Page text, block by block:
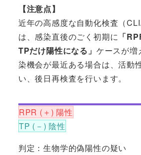
【注意点】
近年の高感度な自動化検査（
は、感染直後のごく初期に 「
TPだけ陽性になる」 ケースが増
染機会が最近ある場合は、活動
い、後日再検査を行います。
RPR (＋) 陽性
TP (－) 陰性
判定：生物学的偽陽性の疑い